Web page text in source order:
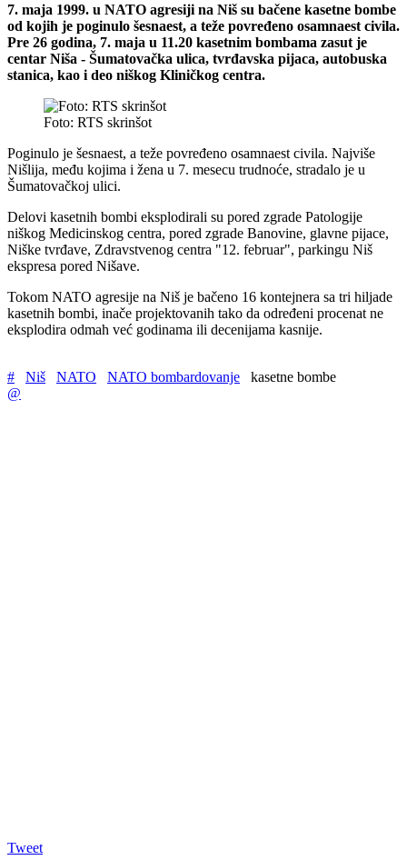
7. maja 1999. u NATO agresiji na Niš su bačene kasetne bombe
od kojih je poginulo šesnaest, a teže povređeno osamnaest civila.
Pre 26 godina, 7. maja u 11.20 kasetnim bombama zasut je
centar Niša - Šumatovačka ulica, tvrđavska pijaca, autobuska
stanica, kao i deo niškog Kliničkog centra.
Foto: RTS skrinšot
Poginulo je šesnaest, a teže povređeno osamnaest civila. Najviše
Nišlija, među kojima i žena u 7. mesecu trudnoće, stradalo je u
Šumatovačkoj ulici.
Delovi kasetnih bombi eksplodirali su pored zgrade Patologije
niškog Medicinskog centra, pored zgrade Banovine, glavne pijace,
Niške tvrđave, Zdravstvenog centra "12. februar", parkingu Niš
ekspresa pored Nišave.
Tokom NATO agresije na Niš je bačeno 16 kontejnera sa tri hiljade
kasetnih bombi, inače projektovanih tako da određeni procenat ne
eksplodira odmah već godinama ili decenijama kasnije.
# Niš NATO NATO bombardovanje
kasetne bombe
@
Tweet